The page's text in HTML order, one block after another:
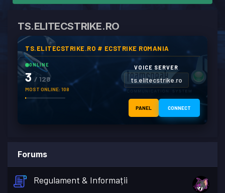
TS.ELITECSTRIKE.RO
TS.ELITECSTRIKE.RO # ECSTRIKE ROMANIA
ONLINE
3 / 128
MOST ONLINE: 108
VOICE SERVER
ts.elitecstrike.ro
PANEL CONNECT
Forums
Regulament & Informații